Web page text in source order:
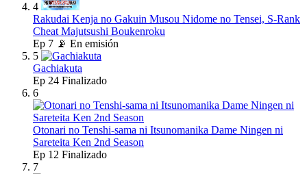
4
Rakudai Kenja no Gakuin Musou Nidome no Tensei, S-Rank
Cheat Majutsushi Boukenroku
Ep 7 📡 En emisión
5
Gachiakuta
Ep 24 Finalizado
6
Otonari no Tenshi-sama ni Itsunomanika Dame Ningen ni
Sareteita Ken 2nd Season
Ep 12 Finalizado
7